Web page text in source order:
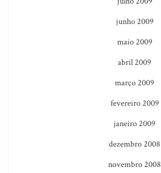
junho 2009
maio 2009
abril 2009
março 2009
fevereiro 2009
janeiro 2009
dezembro 2008
novembro 2008